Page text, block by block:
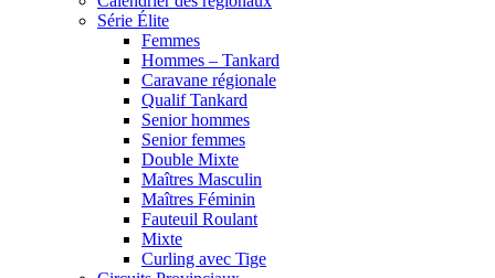
Série Élite
Femmes
Hommes – Tankard
Caravane régionale
Qualif Tankard
Senior hommes
Senior femmes
Double Mixte
Maîtres Masculin
Maîtres Féminin
Fauteuil Roulant
Mixte
Curling avec Tige